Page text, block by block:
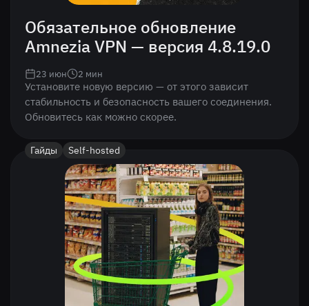
Обязательное обновление
Amnezia VPN — версия 4.8.19.0
Установите новую версию — от этого зависит
стабильность и безопасность вашего соединения.
Обновитесь как можно скорее.
23 июн 2 мин
Гайды Self-hosted